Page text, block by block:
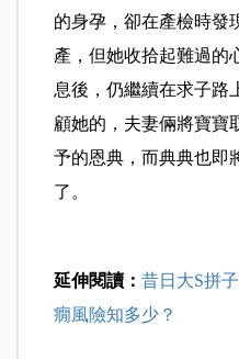
的身孕，卻在產檢時發
產，但她收拾起難過的
息後，仍繼續在求子路
顧她的，夫妻倆將寶寶
予的恩典，而典典也即
了。
延伸閱讀：昔日大S拼
癇風險知多少？